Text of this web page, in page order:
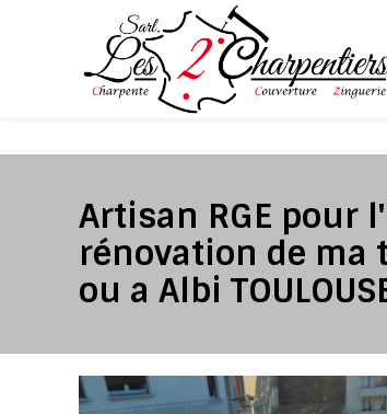
Artisan RGE pour
rénovation de ma
ou a Albi
Panneau de gestion des cookies